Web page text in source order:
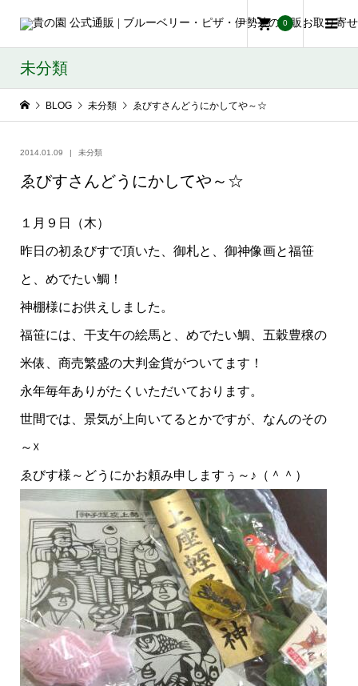
0
未分類
BLOG 未分類 ゑびすさんどうにかしてや～☆
2014.01.09 未分類
ゑびすさんどうにかしてや～☆
１月９日（木）
昨日の初ゑびすで頂いた、御札と、御神像画と福笹
と、めでたい鯛！
神棚様にお供えしました。
福笹には、干支午の絵馬と、めでたい鯛、五穀豊穣の
米俵、商売繁盛の大判金貨がついてます！
永年毎年ありがたくいただいております。
世間では、景気が上向いてるとかですが、なんのその
～☓
ゑびす様～どうにかお頼み申しますぅ～♪（＾＾）